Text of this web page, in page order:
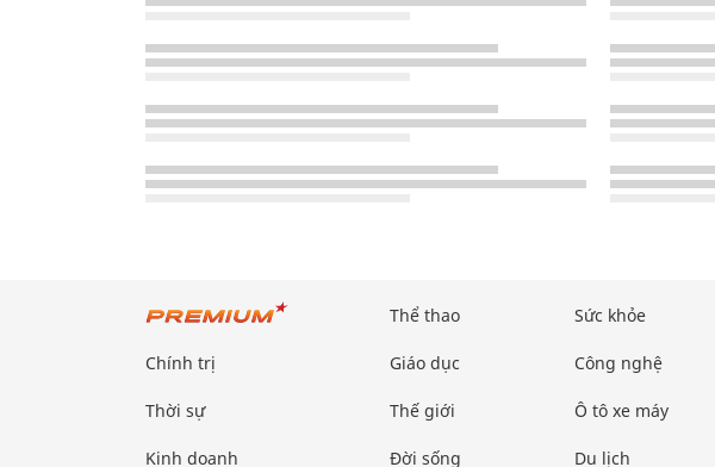
Chính trị
Thời sự
Kinh doanh
Thể thao
Giáo dục
Thế giới
Đời sống
Sức khỏe
Công nghệ
Ô tô xe máy
Du lịch